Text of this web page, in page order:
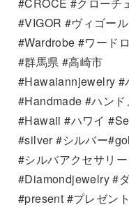
#VIGOR #ヴィゴー
#Wardrobe #ワード
#群馬県 #高崎市
#Hawaiannjewelry #
#Handmade #ハン
#Hawaii #ハワイ
#silver #シルバー
#シルバアクセサリ
#Diamondjewelry #
#present #プレゼント